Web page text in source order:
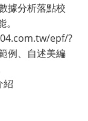
據分析落點校
epf/?
例、自述美編
紹